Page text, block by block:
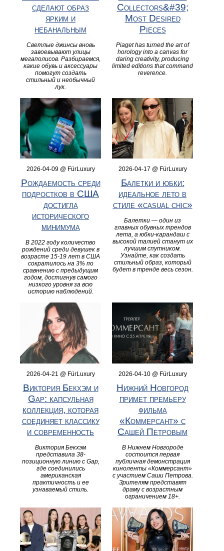
сделают образ
ярким и
небанальным
Светлые джинсы вновь
завоевывают улицы
мегаполисов. Разбираемся,
какие обувь и аксессуары
помогут создать
стильный и необычный
лук.
Collectors&#39;
Most Desired
Pieces
Piaget has turned the art of
horology into a canvas for
daring creativity, producing
limited editions that command
reverence.
2026-04-09 @ FürLuxury
Рождаемость среди
подростков в США
достигла
исторического
минимума
В 2022 году количество
рождений среди девушек в
возрасте 15-19 лет в США
сократилось на 3% по
сравнению с предыдущим
годом, достигнув самого
низкого уровня за всю
историю наблюдений.
2026-04-17 @ FürLuxury
Балетки и юбки:
идеальное лето в
стиле «casual chic»
Балетки — один из
главных обувных трендов
лета, а юбки-карандаш с
высокой талией станут их
лучшим спутником.
Узнайте, как создать
стильный образ, который
будет в тренде весь сезон.
2026-04-21 @ FürLuxury
Виктория Бекхэм и
Gap: капсульная
коллекция, которая
соединяет классику
и современность
Виктория Бекхэм
представила 38-
позиционную линию с Gap,
где соединились
американская
практичность и ее
узнаваемый стиль.
2026-04-10 @ FürLuxury
Нижний Новгород
примет премьеру
фильма
«Коммерсант» с
Сашей Петровым
В Нижнем Новгороде
состоится первая
публичная демонстрация
киноленты «Коммерсант»
с участием Саши Петрова.
Зрителям представят
драму с возрастным
ограничением 18+.